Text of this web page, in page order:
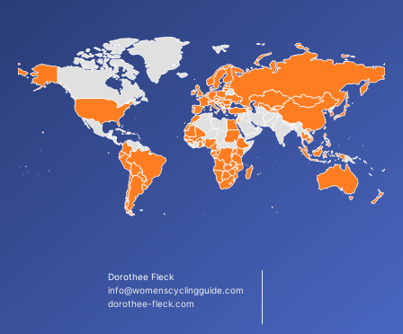
Dorothee Fleck
info@womenscyclingguide.com
dorothee-fleck.com